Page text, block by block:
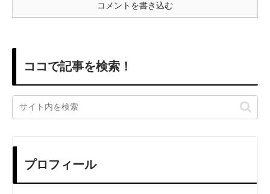
コメントを書き込む
ココで記事を検索！
プロフィール